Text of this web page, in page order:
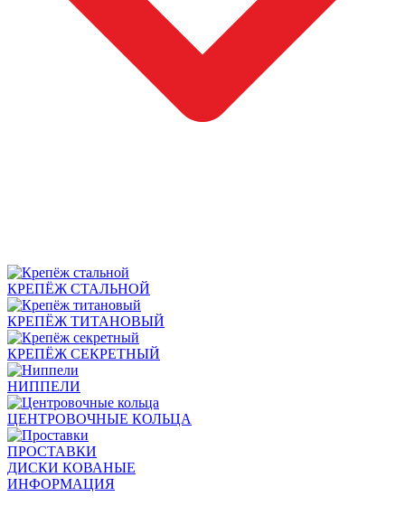
КРЕПЁЖ СТАЛЬНОЙ
КРЕПЁЖ ТИТАНОВЫЙ
КРЕПЁЖ СЕКРЕТНЫЙ
НИППЕЛИ
ЦЕНТРОВОЧНЫЕ КОЛЬЦА
ПРОСТАВКИ
ДИСКИ КОВАНЫЕ
ИНФОРМАЦИЯ